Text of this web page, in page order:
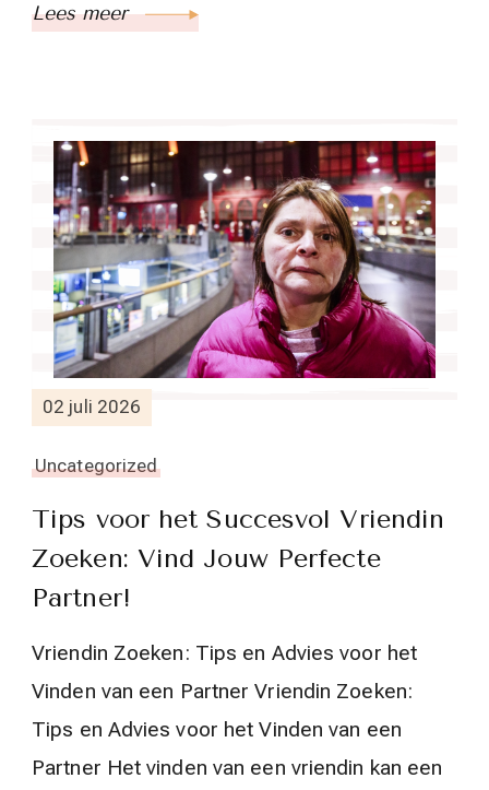
Lees meer
02 juli 2026
Uncategorized
Tips voor het Succesvol Vriendin
Zoeken: Vind Jouw Perfecte
Partner!
Vriendin Zoeken: Tips en Advies voor het
Vinden van een Partner Vriendin Zoeken:
Tips en Advies voor het Vinden van een
Partner Het vinden van een vriendin kan een